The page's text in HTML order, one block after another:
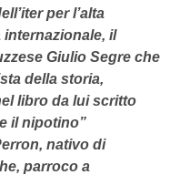
per l’alta
il
Giulio Segre che
della storia,
libro da lui scritto
il nipotino”
nativo di
parroco a